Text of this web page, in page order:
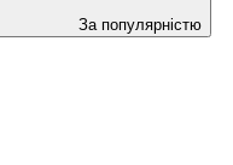
За популярністю